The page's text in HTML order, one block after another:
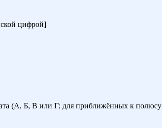
цифрой]
(А, Б, В или Г; для приближённых к